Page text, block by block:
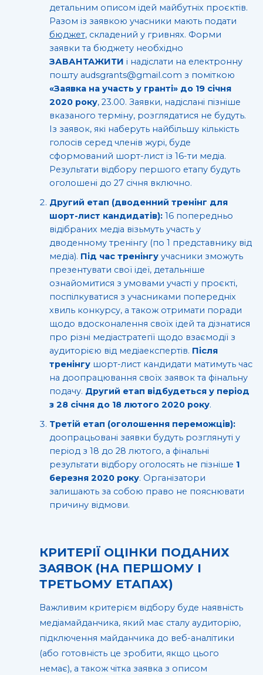
детальним описом ідей майбутніх проєктів.
Разом із заявкою учасники мають подати
бюджет, складений у гривнях. Форми
заявки та бюджету необхідно
ЗАВАНТАЖИТИ і надіслати на електронну
пошту audsgrants@gmail.com з поміткою
«Заявка на участь у гранті» до 19 січня
2020 року, 23.00. Заявки, надіслані пізніше
вказаного терміну, розглядатися не будуть.
Із заявок, які наберуть найбільшу кількість
голосів серед членів журі, буде
сформований шорт-лист із 16-ти медіа.
Результати відбору першого етапу будуть
оголошені до 27 січня включно.
Другий етап (дводенний тренінг для
шорт-лист кандидатів):16 попередньо
відібраних медіа візьмуть участь у
дводенному тренінгу (по 1 представнику від
медіа). Під час тренінгуучасники зможуть
презентувати свої ідеї, детальніше
ознайомитися з умовами участі у проєкті,
поспілкуватися з учасниками попередніх
хвиль конкурсу, а також отримати поради
щодо вдосконалення своїх ідей та дізнатися
про різні медіастратегії щодо взаємодії з
аудиторією від медіаекспертів. Після
тренінгушорт-лист кандидати матимуть час
на доопрацювання своїх заявок та фінальну
подачу. Другий етап відбудеться у період
з 28 січня до 18 лютого 2020 року.
Третій етап (оголошення переможців):
доопрацьовані заявки будуть розглянуті у
період з 18 до 28 лютого, а фінальні
результати відбору оголосять не пізніше 1
березня 2020 року. Організатори
залишають за собою право не пояснювати
причину відмови.
КРИТЕРІЇ ОЦІНКИ ПОДАНИХ
ЗАЯВОК (НА ПЕРШОМУ І
ТРЕТЬОМУ ЕТАПАХ)
Важливим критерієм відбору буде наявність
медіамайданчика, який має сталу аудиторію,
підключення майданчика до веб-аналітики
(або готовність це зробити, якщо цього
немає), а також чітка заявка з описом